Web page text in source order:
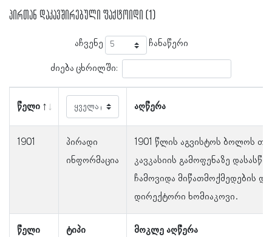
პირთან დაკავშირებული ფაქტოიდი (1)
აჩვენე ჩანაწერი
ძიება ცხრილში:
წელი აღწერა
წელი ტიპი მოკლე აღწერა
1901
პირადი
ინფორმაცია
1901 წლის აგვისტოს ბოლოს
კავკასიის გამოფენაზე
ჩამოვიდა მიწათმოქმედების
დირექტორი ხომიაკოვი.